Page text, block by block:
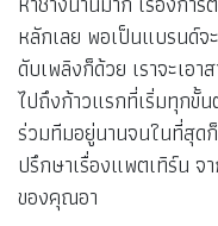
หลักเลย พอเป็นแบรนด์จ
ดับเพลิงก็ด้วย เราจะเอ
ไปถึงก้าวแรกที่เริ่มทุกขั้
ร่วมทีมอยู่นานจนในที่สุด
ปรึกษาเรื่องแพตเทิร์น จ
ของคุณอา